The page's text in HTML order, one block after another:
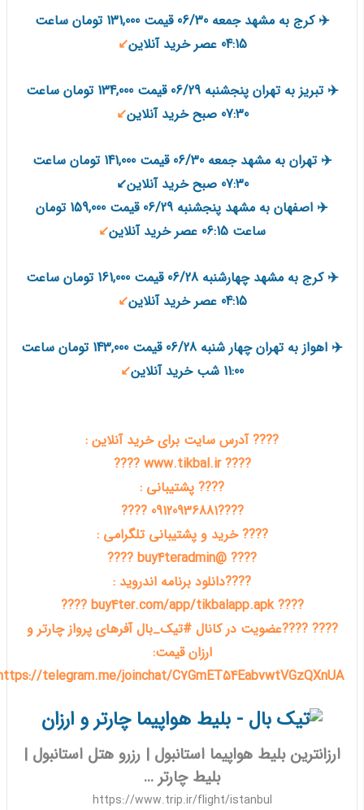
✈️ کرج به مشهد جمعه 06/30 قیمت 131,000 تومان ساعت
04:15 عصر خرید آنلاین
↙️
✈️ تبریز به تهران پنجشنبه 06/29 قیمت 134,000 تومان ساعت
07:30 صبح خرید آنلاین
↙️
✈️ تهران به مشهد جمعه 06/30 قیمت 141,000 تومان ساعت
07:30 صبح خرید آنلاین↙️
✈️ اصفهان به مشهد پنجشنبه 06/29 قیمت 159,000 تومان
ساعت 06:15 عصر خرید آنلاین
↙️
✈️ کرج به مشهد چهارشنبه 06/28 قیمت 161,000 تومان ساعت
04:15 عصر خرید آنلاین
↙️
✈️ اهواز به تهران چهار شنبه 06/28 قیمت 143,000 تومان ساعت
11:00 شب خرید آنلاین
↙️
???? آدرس سایت برای خرید آنلاین :
???? www.tikbal.ir ????
???? پشتیبانی :
????09120936881 ????
???? خرید و پشتیبانی تلگرامی :
???? @buy4teradmin ????
????دانلود برنامه اندروید :
???? buy4ter.com/app/tikbalapp.apk ????
???? ????عضویت در کانال #تیک_بال آفرهای پرواز چارتر و
ارزان قیمت:
telegram.me/joinchat/C7GmET54EabvwtVGzQXnUA
ارزانترین بلیط هواپیما استانبول | رزرو هتل استانبول |
بلیط چارتر ...
https://www.trip.ir/flight/istanbul